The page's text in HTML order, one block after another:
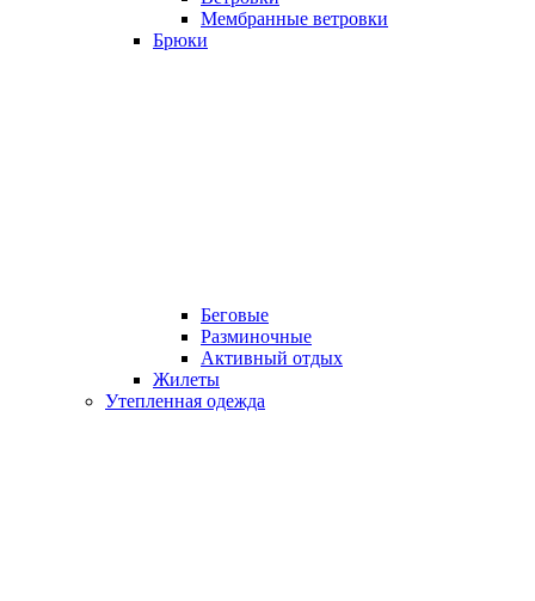
Мембранные ветровки
Брюки
Беговые
Разминочные
Активный отдых
Жилеты
Утепленная одежда